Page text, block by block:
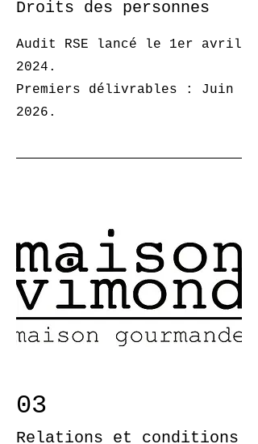
Droits des personnes
Audit RSE lancé le 1er avril
2024.
Premiers délivrables : Juin
2026.
03
Relations et conditions